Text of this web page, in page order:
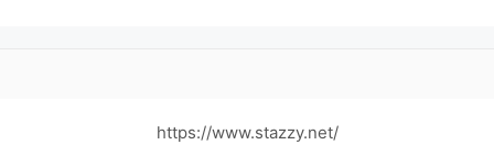
https://www.stazzy.net/